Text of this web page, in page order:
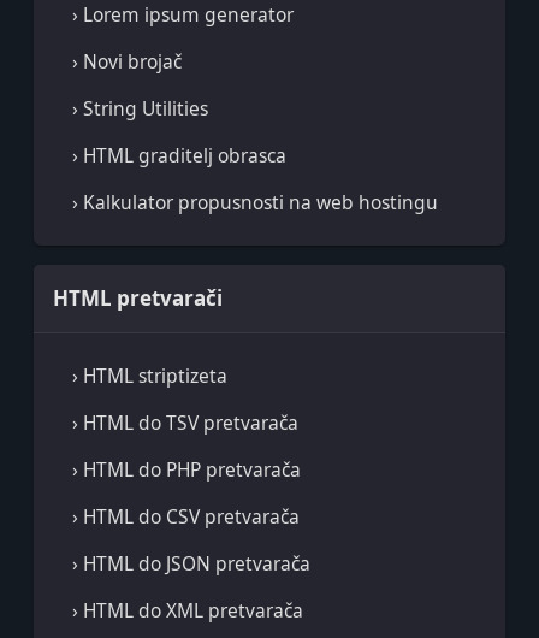
› Lorem ipsum generator
› Novi brojač
› String Utilities
› HTML graditelj obrasca
› Kalkulator propusnosti na web hostingu
HTML pretvarači
› HTML striptizeta
› HTML do TSV pretvarača
› HTML do PHP pretvarača
› HTML do CSV pretvarača
› HTML do JSON pretvarača
› HTML do XML pretvarača